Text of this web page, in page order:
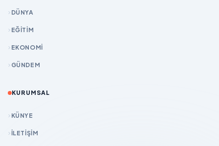
DÜNYA
EĞİTİM
EKONOMİ
GÜNDEM
KURUMSAL
KÜNYE
İLETIŞIM